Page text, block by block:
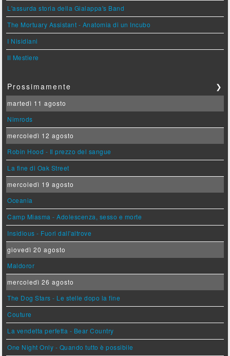
L'assurda storia della Gialappa's Band
The Mortuary Assistant - Anatomia di un Incubo
I Nisidiani
Il Mestiere
Prossimamente ❯
martedì 11 agosto
Nimrods
mercoledì 12 agosto
Robin Hood - Il prezzo del sangue
La fine di Oak Street
mercoledì 19 agosto
Oceania
Camp Miasma - Adolescenza, sesso e morte
Insidious - Fuori dall'altrove
giovedì 20 agosto
Maldoror
mercoledì 26 agosto
The Dog Stars - Le stelle dopo la fine
Couture
La vendetta perfetta - Bear Country
One Night Only - Quando tutto è possibile